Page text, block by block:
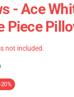
- Ace
Piece
not included.
-20%